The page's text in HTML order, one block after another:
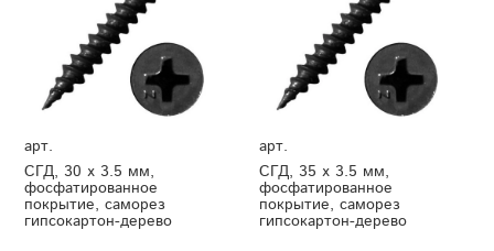
арт.
СГД, 30 х 3.5 мм,
фосфатированное
покрытие, саморез
гипсокартон-дерево
арт.
СГД, 35 х 3.5 мм,
фосфатированное
покрытие, саморез
гипсокартон-дерево